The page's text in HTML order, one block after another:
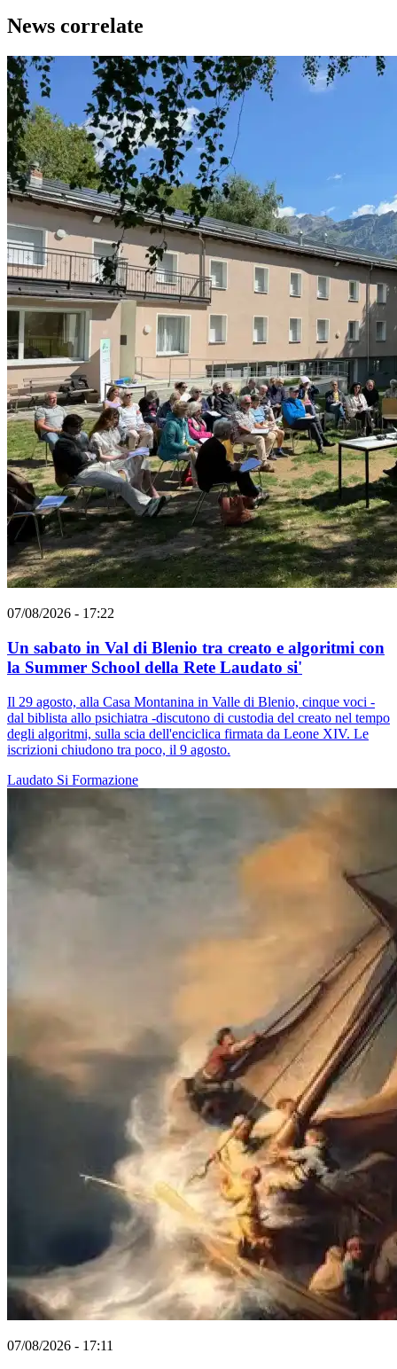
News correlate
07/08/2026 - 17:22
Un sabato in Val di Blenio tra creato e algoritmi con
la Summer School della Rete Laudato si'
Il 29 agosto, alla Casa Montanina in Valle di Blenio, cinque voci -
dal biblista allo psichiatra -discutono di custodia del creato nel tempo
degli algoritmi, sulla scia dell'enciclica firmata da Leone XIV. Le
iscrizioni chiudono tra poco, il 9 agosto.
Laudato Si Formazione
07/08/2026 - 17:11